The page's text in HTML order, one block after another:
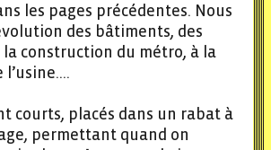
les pages précédentes. Nous
des bâtiments, des
la construction du métro, à la
courts, placés dans un rabat à
permettant quand on